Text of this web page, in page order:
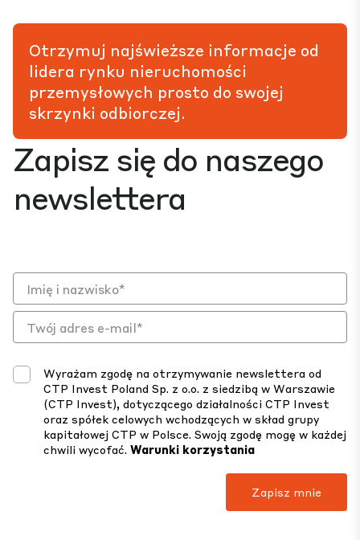
Zapisz się do naszego
newslettera
Wyrażam zgodę na otrzymywanie newslettera od
CTP Invest Poland Sp. z o.o. z siedzibą w Warszawie
(CTP Invest), dotyczącego działalności CTP Invest
oraz spółek celowych wchodzących w skład grupy
kapitałowej CTP w Polsce. Swoją zgodę mogę w każdej
chwili wycofać. Warunki korzystania
Otrzymuj najświeższe informacje od
lidera rynku nieruchomości
przemysłowych prosto do swojej
skrzynki odbiorczej.